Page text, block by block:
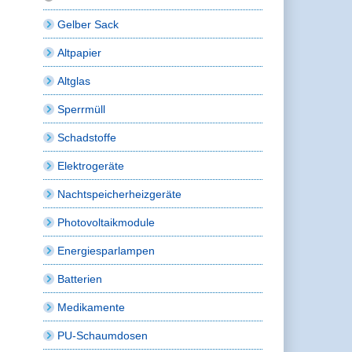
Gelber Sack
Altpapier
Altglas
Sperrmüll
Schadstoffe
Elektrogeräte
Nachtspeicherheizgeräte
Photovoltaikmodule
Energiesparlampen
Batterien
Medikamente
PU-Schaumdosen